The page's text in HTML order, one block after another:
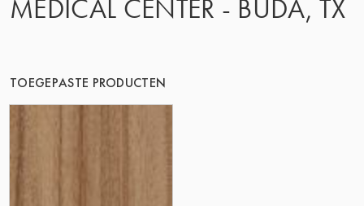
MEDICAL CENTER - BUDA, TX
TOEGEPASTE PRODUCTEN